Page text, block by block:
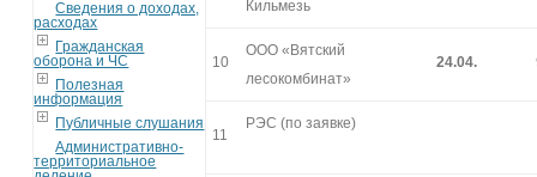
Сведения о доходах,
расходах
Гражданская
оборона и ЧС
Полезная
информация
Публичные слушания
Административно-
территориальное
Кильмезь
10
ООО «Вятский
лесокомбинат»
24.04.
11
РЭС (по заявке)